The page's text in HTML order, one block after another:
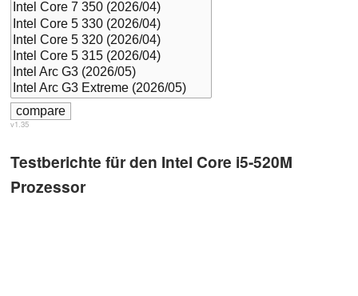
v1.35
Testberichte für den Intel Core i5-520M
Prozessor